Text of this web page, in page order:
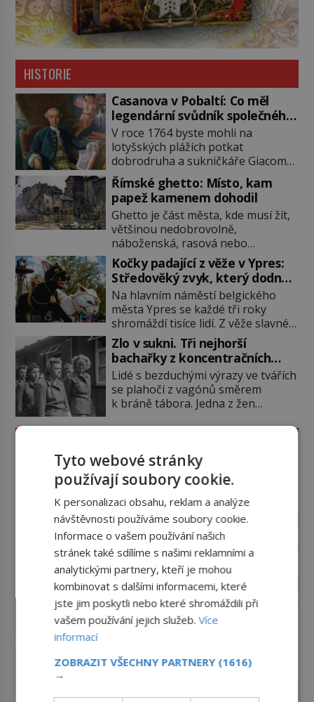
HISTORIE
Casanova v Pobaltí: Co měl
legendární svůdník společného
se svobodnými zednáři?
V roce 1764 byste mohli na
lotyšských plážích potkat
dobrodruha a sukničkáře Giacoma
Casanovu. Jeho cesta k Baltskému
moři však nebyla turistickým
výletem, ale ryze pracovní cestou
se zištnými úmysly. Jaký cíl
Casanova sledoval, když se
například procházel uličkami
lotyšské Rigy? Casanova v Pobaltí
kontaktoval tamní zednářské lóže.
Nebyl v této oblasti žádným
nováčkem, protože do zednářské
[…]
Římské ghetto: Místo, kam
papež kamenem dohodil
Ghetto je část města, kde musí žít,
většinou nedobrovolně,
náboženská, rasová nebo
národnostní menšina obyvatel.
Bohaté historické zkušenosti mají s
takovým životem Židé. Už od
středověku jsou totiž v každou
chvíli nuceni v nějakém žít. Mezi ty
nejslavnější patří i římské ghetto
založené v roce 1555. Pokud jde o
vztah k Židům, nemá se Řím čím
chlubit. […]
Kočky padající z věže v Ypres:
Středověký zvyk, který dodnes
budí rozpaky
Na hlavním náměstí belgického
města Ypres se každé tři roky
shromáždí tisíce lidí. Z věže slavné
tržnice létají do davu kočky, diváci
jásají a snaží se je chytit. Naštěstí
už nejde o živá zvířata, ale jenom o
plyšové suvenýry. Kdysi to ale bylo
jinak. Tato veselá podívaná
připomíná jeden z nejpodivnějších
Zlo v sukni. Tři nejhorší
bachařky z koncentračních
táborů
Lidé s bezduchými výrazy ve tvářích
se plahočí z vagónů směrem
k bráně tábora. Jedna z žen
jejich oči se setkají. Místo soucitu
nebožačku posílá rovnou do
plynové komory. Jména jako Rudolf
Höss (1901–1947), Josef Mengele
(1911–1979) či Heinrich Himmler
(1900–1945) zná každý, o koho se
historie jen otřela. Jenže […]
Tyto webové stránky
používají soubory cookie.
K personalizaci obsahu, reklam a analýze
návštěvnosti používáme soubory cookie.
Informace o vašem používání našich
stránek také sdílíme s našimi reklamními a
analytickými partnery, kteří je mohou
kombinovat s dalšími informacemi, které
jste jim poskytli nebo které shromáždili při
vašem používání jejich služeb.Více
informací
ZOBRAZIT VŠECHNY PARTNERY (1616)
→